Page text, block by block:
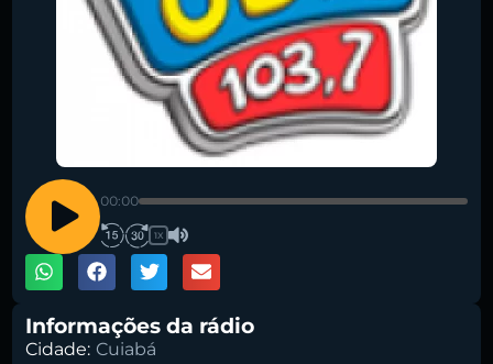
00:00
1X
Informações da rádio
Cidade: Cuiabá